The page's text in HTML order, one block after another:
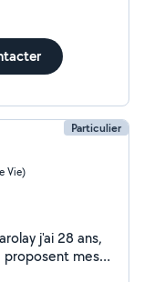
Particulier
Vie)
ans,
proposent mes